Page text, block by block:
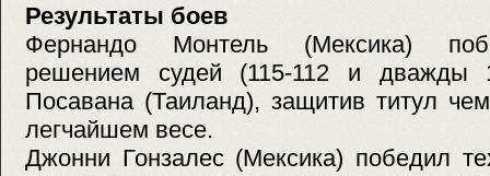
Результаты боев
Фернандо Монтель (Мексика)
решением судей (115-112 и дважды
Посавана (Таиланд), защитив титул
легчайшем весе.
Джонни Гонзалес (Мексика) победил